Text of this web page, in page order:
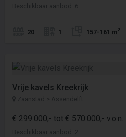
Beschikbaar aanbod: 6
20 1 157-161 m2
Vrije kavels Kreekrijk
Zaanstad > Assendelft
€ 299.000,- tot € 570.000,- v.o.n.
Beschikbaar aanbod: 2